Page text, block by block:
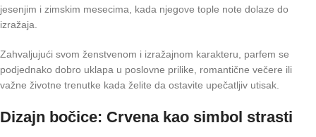
jesenjim i zimskim mesecima, kada njegove tople note dolaze do
izražaja.
Zahvaljujući svom ženstvenom i izražajnom karakteru, parfem se
podjednako dobro uklapa u poslovne prilike, romantične večere ili
važne životne trenutke kada želite da ostavite upečatljiv utisak.
Dizajn bočice: Crvena kao simbol strasti